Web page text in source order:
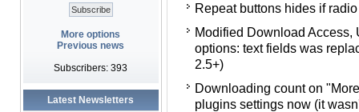
More options
Previous news
Subscribers: 393
Latest Newsletters
Repeat buttons hides if
Modified Download Access,
options: text fields was
2.5+)
Downloading count on
plugins settings now (it
Скрывается кнопка
В настройках скачивания,
поля с идентификаторами
групп пользователей
Отображение количества
плагина Commedia